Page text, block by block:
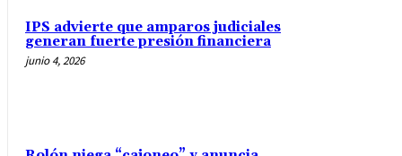
IPS advierte que amparos judiciales
generan fuerte presión financiera
junio 4, 2026